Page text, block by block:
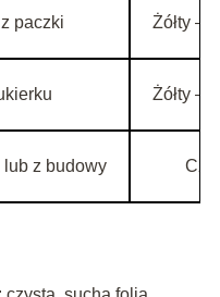
paczki Żółty –
Żółty –
z budowy